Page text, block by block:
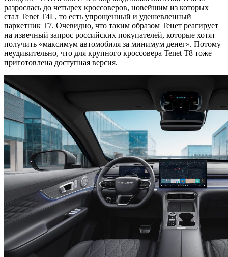
разрослась до четырех кроссоверов, новейшим из которых
стал Tenet T4L, то есть упрощенный и удешевленный
паркетник T7. Очевидно, что таким образом Тенет реагирует
на извечный запрос российских покупателей, которые хотят
получить «максимум автомобиля за минимум денег». Потому
неудивительно, что для крупного кроссовера Tenet T8 тоже
приготовлена доступная версия.